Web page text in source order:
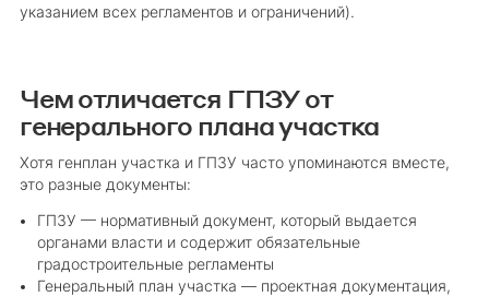
указанием всех регламентов и ограничений).
Чем отличается ГПЗУ от
генерального плана участка
Хотя генплан участка и ГПЗУ часто упоминаются вместе,
это разные документы:
ГПЗУ — нормативный документ, который выдается
органами власти и содержит обязательные
градостроительные регламенты
Генеральный план участка — проектная документация,